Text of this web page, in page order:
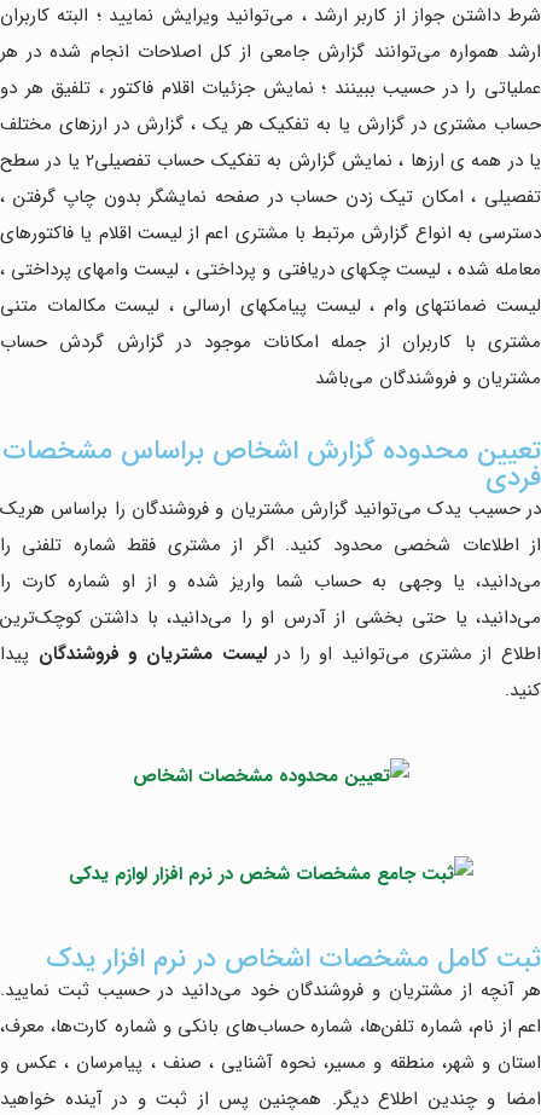
شرط داشتن جواز از کاربر ارشد ، می‌توانید ویرایش نمایید ؛ البته کاربران
ارشد همواره می‌توانند گزارش جامعی از کل اصلاحات انجام شده در هر
عملیاتی را در حسیب ببینند ؛ نمایش جزئیات اقلام فاکتور ، تلفیق هر دو
حساب مشتری در گزارش یا به تفکیک هر یک ، گزارش در ارزهای مختلف
یا در همه ی ارزها ، نمایش گزارش به تفکیک حساب تفصیلی2 یا در سطح
تفصیلی ، امکان تیک زدن حساب در صفحه نمایشگر بدون چاپ گرفتن ،
دسترسی به انواع گزارش مرتبط با مشتری اعم از لیست اقلام یا فاکتورهای
معامله شده ، لیست چکهای دریافتی و پرداختی ، لیست وامهای پرداختی ،
لیست ضمانتهای وام ، لیست پیامکهای ارسالی ، لیست مکالمات متنی
مشتری با کاربران از جمله امکانات موجود در گزارش گردش حساب
مشتریان و فروشندگان می‌باشد
تعیین محدوده گزارش اشخاص براساس مشخصات
فردی
در حسیب یدک می‌توانید گزارش مشتریان و فروشندگان را براساس هریک
از اطلاعات شخصی محدود کنید. اگر از مشتری فقط شماره تلفنی را
می‌دانید، یا وجهی به حساب شما واریز شده و از او شماره کارت را
می‌دانید، یا حتی بخشی از آدرس او را می‌دانید، با داشتن کوچک‌ترین
اطلاع از مشتری می‌توانید او را درلیست مشتریان و فروشندگان پیدا
کنید.
ثبت کامل مشخصات اشخاص در نرم افزار یدک
هر آنچه از مشتریان و فروشندگان خود می‌دانید در حسیب ثبت نمایید.
اعم از نام، شماره تلفن‌ها، شماره حساب‌های بانکی و شماره کارت‌ها، معرف،
استان و شهر، منطقه و مسیر، نحوه آشنایی ، صنف ، پیامرسان ، عکس و
امضا و چندین اطلاع دیگر. همچنین پس از ثبت و در آینده خواهید